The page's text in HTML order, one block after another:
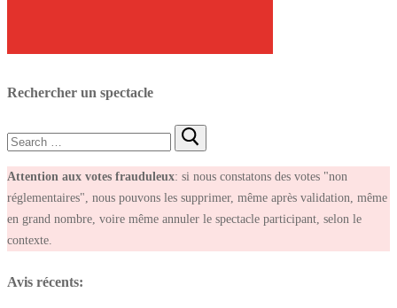
Rechercher un spectacle
Rechercher
Attention aux votes frauduleux: si nous constatons des votes "non
réglementaires", nous pouvons les supprimer, même après validation, même
en grand nombre, voire même annuler le spectacle participant, selon le
contexte.
Avis récents: